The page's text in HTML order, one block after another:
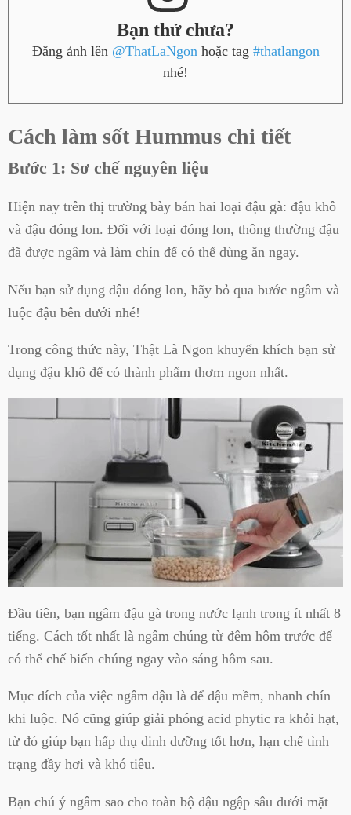
Bạn thử chưa?
Đăng ảnh lên @ThatLaNgon hoặc tag #thatlangon
nhé!
Cách làm sốt Hummus chi tiết
Bước 1: Sơ chế nguyên liệu
Hiện nay trên thị trường bày bán hai loại đậu gà: đậu khô
và đậu đóng lon. Đối với loại đóng lon, thông thường đậu
đã được ngâm và làm chín để có thể dùng ăn ngay.
Nếu bạn sử dụng đậu đóng lon, hãy bỏ qua bước ngâm và
luộc đậu bên dưới nhé!
Trong công thức này, Thật Là Ngon khuyến khích bạn sử
dụng đậu khô để có thành phẩm thơm ngon nhất.
Đầu tiên, bạn ngâm đậu gà trong nước lạnh trong ít nhất 8
tiếng. Cách tốt nhất là ngâm chúng từ đêm hôm trước để
có thể chế biến chúng ngay vào sáng hôm sau.
Mục đích của việc ngâm đậu là để đậu mềm, nhanh chín
khi luộc. Nó cũng giúp giải phóng acid phytic ra khỏi hạt,
từ đó giúp bạn hấp thụ dinh dưỡng tốt hơn, hạn chế tình
trạng đầy hơi và khó tiêu.
Bạn chú ý ngâm sao cho toàn bộ đậu ngập sâu dưới mặt